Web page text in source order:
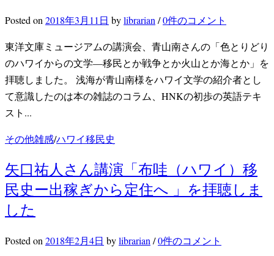
Posted on 2018年3月11日 bylibrarian /0件のコメント
東洋文庫ミュージアムの講演会、青山南さんの「色とりどり
のハワイからの文学―移民とか戦争とか火山とか海とか」を
拝聴しました。 浅海が青山南様をハワイ文学の紹介者とし
て意識したのは本の雑誌のコラム、HNKの初歩の英語テキ
スト...
その他雑感/ハワイ移民史
矢口祐人さん講演「布哇（ハワイ）移
民史ー出稼ぎから定住へ 」を拝聴しま
した
Posted on 2018年2月4日 bylibrarian /0件のコメント